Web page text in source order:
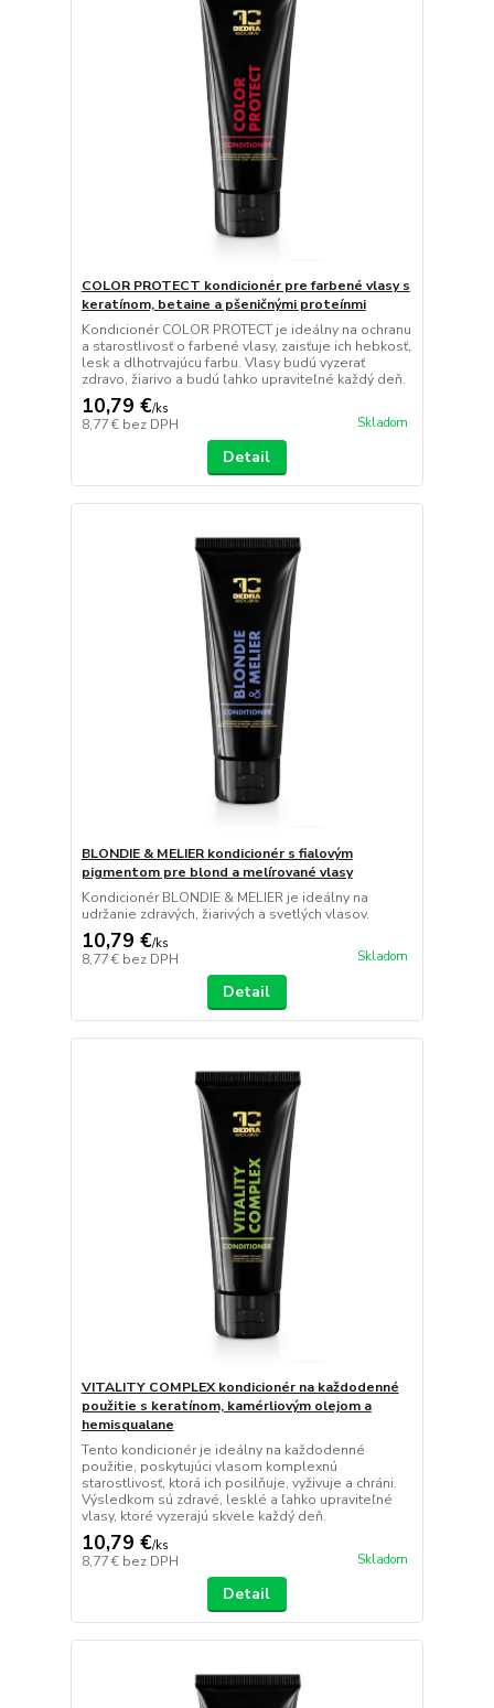
COLOR PROTECT kondicionér pre farbené vlasy s
keratínom, betaine a pšeničnými proteínmi
Kondicionér COLOR PROTECT je ideálny na ochranu
a starostlivosť o farbené vlasy, zaisťuje ich hebkosť,
lesk a dlhotrvajúcu farbu. Vlasy budú vyzerať
zdravo, žiarivo a budú ľahko upraviteľné každý deň.
10,79 €/ks
8,77 € bez DPH Skladom
Detail
BLONDIE & MELIER kondicionér s fialovým
pigmentom pre blond a melírované vlasy
Kondicionér BLONDIE & MELIER je ideálny na
udržanie zdravých, žiarivých a svetlých vlasov.
10,79 €/ks
8,77 € bez DPH Skladom
Detail
VITALITY COMPLEX kondicionér na každodenné
použitie s keratínom, kamérliovým olejom a
hemisqualane
Tento kondicionér je ideálny na každodenné
použitie, poskytujúci vlasom komplexnú
starostlivosť, ktorá ich posilňuje, vyživuje a chráni.
Výsledkom sú zdravé, lesklé a ľahko upraviteľné
vlasy, ktoré vyzerajú skvele každý deň.
10,79 €/ks
8,77 € bez DPH Skladom
Detail